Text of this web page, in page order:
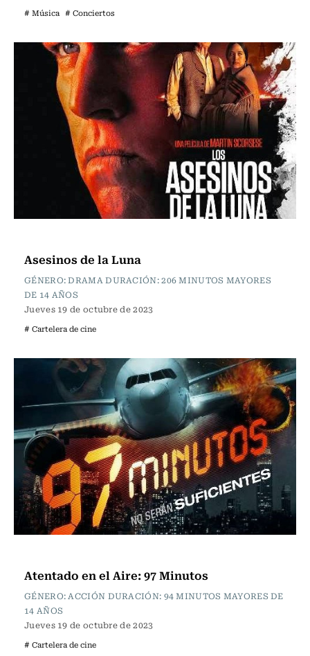
# Música # Conciertos
Asesinos de la Luna
GÉNERO: DRAMA DURACIÓN: 206 MINUTOS MAYORES
DE 14 AÑOS
Jueves 19 de octubre de 2023
# Cartelera de cine
Atentado en el Aire: 97 Minutos
GÉNERO: ACCIÓN DURACIÓN: 94 MINUTOS MAYORES DE
14 AÑOS
Jueves 19 de octubre de 2023
# Cartelera de cine